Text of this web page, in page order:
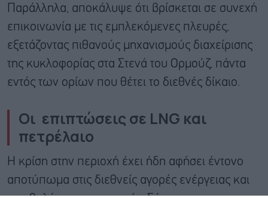
Παράλληλα, αποκάλυψε ότι βρίσκεται σε συνεχή
επικοινωνία με τις εμπλεκόμενες πλευρές,
εξετάζοντας πιθανούς μηχανισμούς διαχείρισης
της κυκλοφορίας στα Στενά του Ορμούζ, πάντα
εντός των ορίων που θέτει το διεθνές δίκαιο.
Οι επιπτώσεις σε LNG και
πετρέλαιο
Η κρίση στην περιοχή έχει ήδη αφήσει έντονο
αποτύπωμα στις διεθνείς αγορές ενέργειας και